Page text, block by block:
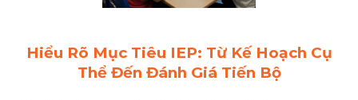
Hiểu Rõ Mục Tiêu IEP: Từ Kế Hoạch Cụ
Thể Đến Đánh Giá Tiến Bộ